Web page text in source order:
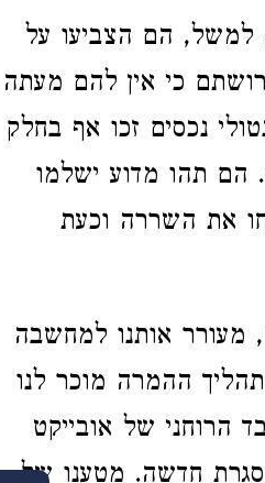
למשל, הם הצביעו על
כי אין להם מעתה
נכסים זכו אף בחלק
הם תהו מדוע ישלמו
את השררה וכעת
מעורר אותנו למחשבה
ההמרה מוכר לנו
הרוחני של אובייקט